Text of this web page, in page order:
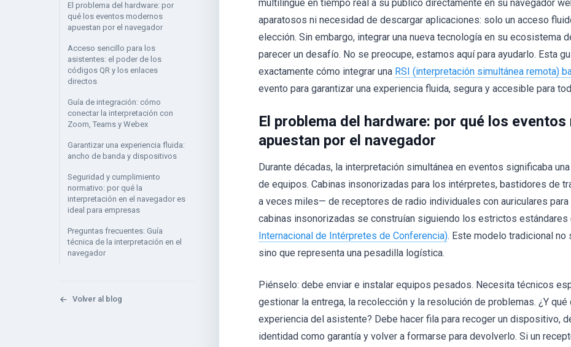
El problema del hardware: por
qué los eventos modernos
apuestan por el navegador
Acceso sencillo para los
asistentes: el poder de los
códigos QR y los enlaces
directos
Guía de integración: cómo
conectar la interpretación con
Zoom, Teams y Webex
Garantizar una experiencia fluida:
ancho de banda y dispositivos
Seguridad y cumplimiento
normativo: por qué la
interpretación en el navegador es
ideal para empresas
Preguntas frecuentes: Guía
técnica de la interpretación en el
navegador
Volver al blog
multilingüe en tiempo real a su público directamente en su navegador
aparatosos ni necesidad de descargar aplicaciones: solo un acceso
elección. Sin embargo, integrar una nueva tecnología en su ecosistema
parecer un desafío. No se preocupe, estamos aquí para ayudarlo. Esta
exactamente cómo integrar una RSI (interpretación simultánea remota)
evento para garantizar una experiencia fluida, segura y accesible para
El problema del hardware: por qué los
apuestan por el navegador
Durante décadas, la interpretación simultánea en eventos significaba
de equipos. Cabinas insonorizadas para los intérpretes, bastidores de
a veces miles— de receptores de radio individuales con auriculares
cabinas insonorizadas se construían siguiendo los estrictos estándares
Internacional de Intérpretes de Conferencia). Este modelo tradicional
sino que representa una pesadilla logística.
Piénselo: debe enviar e instalar equipos pesados. Necesita técnicos
gestionar la entrega, la recolección y la resolución de problemas. ¿Y qué
experiencia del asistente? Debe hacer fila para recoger un dispositivo,
identidad como garantía y volver a formarse para devolverlo. Si un